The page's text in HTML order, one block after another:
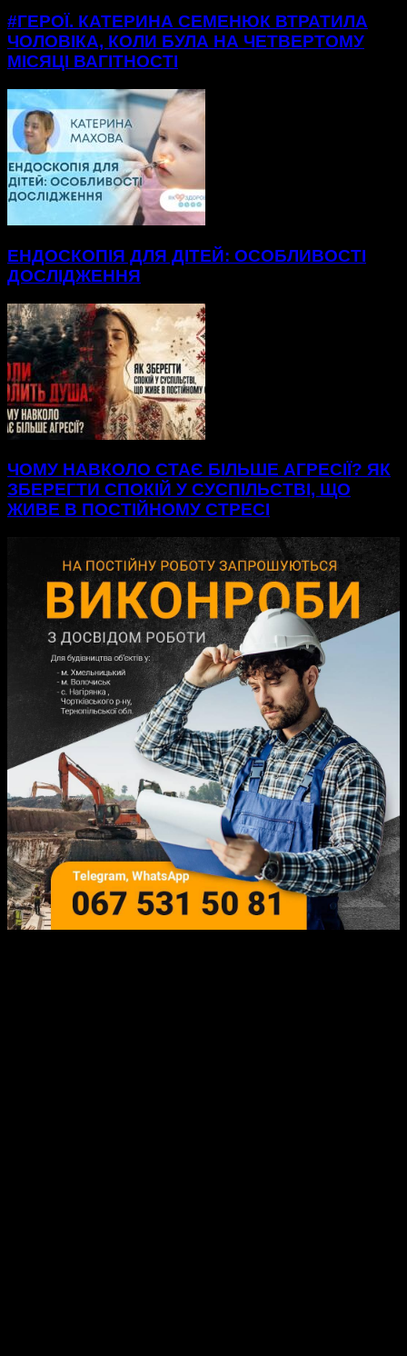
#ГЕРОЇ. КАТЕРИНА СЕМЕНЮК ВТРАТИЛА
ЧОЛОВІКА, КОЛИ БУЛА НА ЧЕТВЕРТОМУ
МІСЯЦІ ВАГІТНОСТІ
ЕНДОСКОПІЯ ДЛЯ ДІТЕЙ: ОСОБЛИВОСТІ
ДОСЛІДЖЕННЯ
ЧОМУ НАВКОЛО СТАЄ БІЛЬШЕ АГРЕСІЇ? ЯК
ЗБЕРЕГТИ СПОКІЙ У СУСПІЛЬСТВІ, ЩО
ЖИВЕ В ПОСТІЙНОМУ СТРЕСІ